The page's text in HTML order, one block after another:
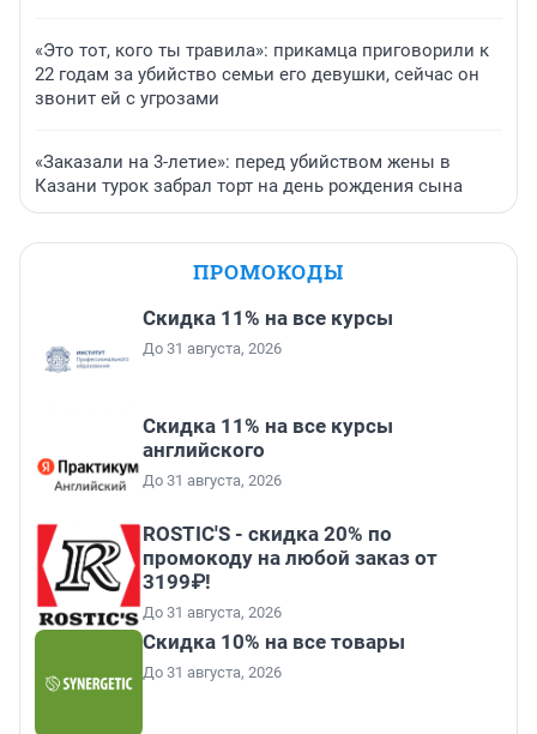
«Это тот, кого ты травила»: прикамца приговорили к
22 годам за убийство семьи его девушки, сейчас он
звонит ей с угрозами
«Заказали на 3-летие»: перед убийством жены в
Казани турок забрал торт на день рождения сына
ПРОМОКОДЫ
Скидка 11% на все курсы
До 31 августа, 2026
Скидка 11% на все курсы
английского
До 31 августа, 2026
ROSTIC'S - скидка 20% по
промокоду на любой заказ от
3199₽!
До 31 августа, 2026
Скидка 10% на все товары
До 31 августа, 2026